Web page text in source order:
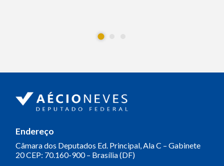
Endereço
Câmara dos Deputados Ed. Principal, Ala C – Gabinete
20CEP: 70.160-900 – Brasília (DF)